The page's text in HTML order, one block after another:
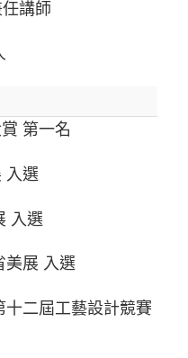
講師
第一名
入選
入選
美展 入選
二屆工藝設計競賽